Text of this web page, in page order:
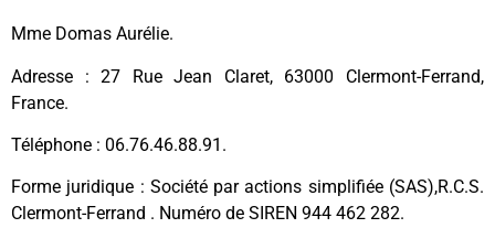
Mme Domas Aurélie.
Adresse : 27 Rue Jean Claret, 63000 Clermont-Ferrand,
France.
Téléphone : 06.76.46.88.91.
Forme juridique : Société par actions simplifiée (SAS),R.C.S.
Clermont-Ferrand . Numéro de SIREN 944 462 282.